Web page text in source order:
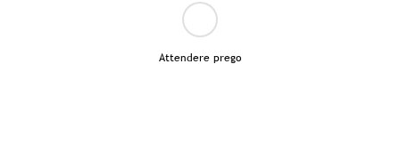
Attendere prego